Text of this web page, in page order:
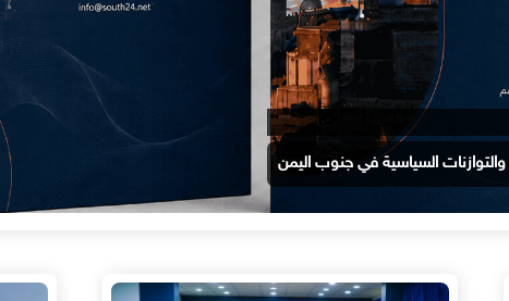
السياسية في جنوب اليمن